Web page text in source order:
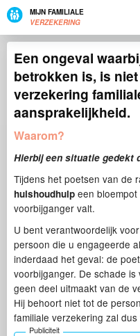
MIJN FAMILIALE
VERZEKERING
Een ongeval
betrokken is, is
verzekering
aansprakelijkheid.
Waarom?
Hierbij een situatie gedekt
Tijdens het poetsen van de
huishoudhulp een
voorbijganger valt.
U bent verantwoordelijk
persoon die u engageerde
inderdaad het geval: de
voorbijganger. De schade
geen deel uitmaakt van de
Hij behoort niet tot de
familiale verzekering zal
Publiciteit